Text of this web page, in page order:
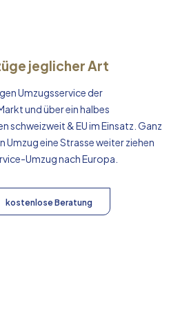
jeglicher Art
Umzugsservice der
und über ein halbes
schweizweit & EU im Einsatz. Ganz
Umzug eine Strasse weiter ziehen
Umzug nachEuropa
kostenlose Beratung